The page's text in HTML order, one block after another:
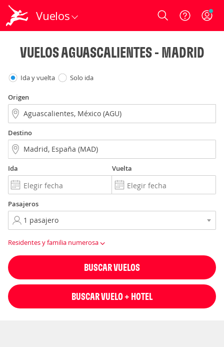
Vuelos Login
VUELOS AGUASCALIENTES - MADRID
Ida y vuelta Solo ida
Origen
Destino
Ida Vuelta
Pasajeros
Residentes y familia numerosa
BUSCAR VUELOS
BUSCAR VUELO + HOTEL